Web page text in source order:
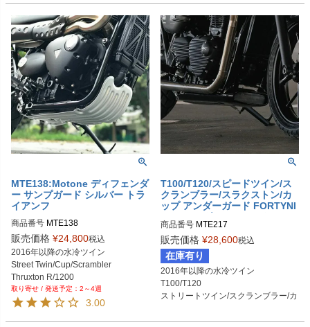
MTE138:Motone ディフェンダ
ー サンプガード シルバー トラ
イアンフ
商品番号 MTE138
販売価格 ¥24,800税込
2016年以降の水冷ツイン
Street Twin/Cup/Scrambler
Thruxton R/1200
Bonneville T100/T120
2～4週
3.00
T100/T120/スピードツイン/ス
クランブラー/スラクストン/カ
ップ アンダーガード FORTYNI
ングキット グロスブラック Mo
tone(モートーン)
商品番号 MTE217
販売価格 ¥28,600税込
在庫有り
2016年以降の水冷ツイン
T100/T120
ストリートツイン/スクランブラー/カ
スピードツイン